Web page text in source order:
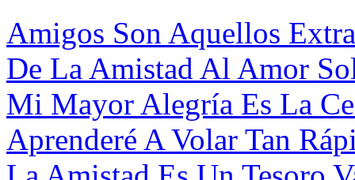
Amigos Son Aquellos
De La Amistad Al Amor
Mi Mayor Alegría Es La
Aprenderé A Volar Tan